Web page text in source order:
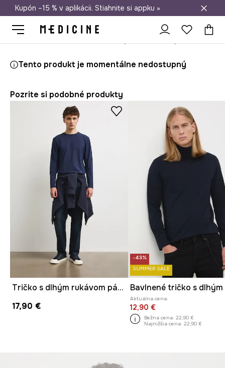
Doprava zadarmo od 50 €
Kupón –15 % v aplikácii. Stiahnite si appku »
Tento produkt je momentálne nedostupný
Pozrite si podobné produkty
Tričko s dlhým rukávom pánske bavlnené s elastanom hladké
17,90 €
-43%
SUMMER SALE
Aktuálna cena:
12,90 €
Bežná cena: 22,90 €
Najnižšia cena: 22,90 €